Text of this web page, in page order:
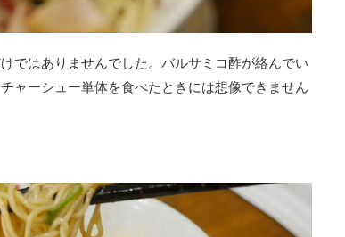
ではありませんでした。バルサミコ酢が絡んでい
ャーシュー単体を食べたときには想像できません